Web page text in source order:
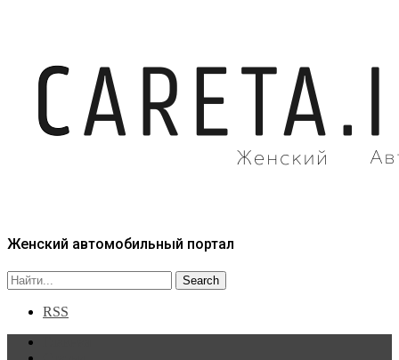
Женский автомобильный портал
RSS